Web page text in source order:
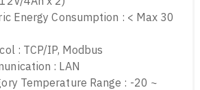
Energy Consumption : < Max 30
: TCP/IP, Modbus
: LAN
Temperature Range : -20 ~